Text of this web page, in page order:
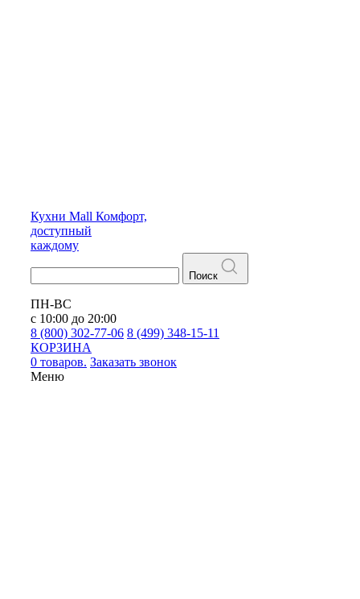
Кухни Mall Комфорт,
доступный
каждому
Поиск
ПН-ВС
с 10:00 до 20:00
8 (800) 302-77-06 8 (499) 348-15-11
КОРЗИНА
0 товаров. Заказать звонок
Меню